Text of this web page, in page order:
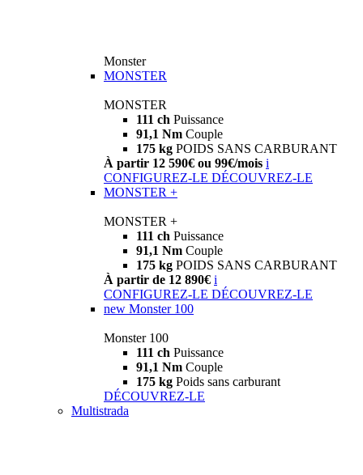
Monster
MONSTER
MONSTER
111 ch Puissance
91,1 Nm Couple
175 kg POIDS SANS CARBURANT
À partir 12 590€ ou 99€/mois i
CONFIGUREZ-LE DÉCOUVREZ-LE
MONSTER +
MONSTER +
111 ch Puissance
91,1 Nm Couple
175 kg POIDS SANS CARBURANT
À partir de 12 890€ i
CONFIGUREZ-LE DÉCOUVREZ-LE
new Monster 100
Monster 100
111 ch Puissance
91,1 Nm Couple
175 kg Poids sans carburant
DÉCOUVREZ-LE
Multistrada